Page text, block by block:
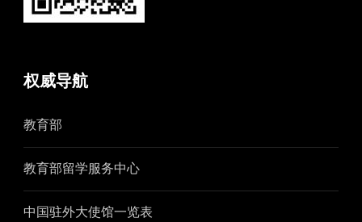
权威导航
教育部
教育部留学服务中心
中国驻外大使馆一览表